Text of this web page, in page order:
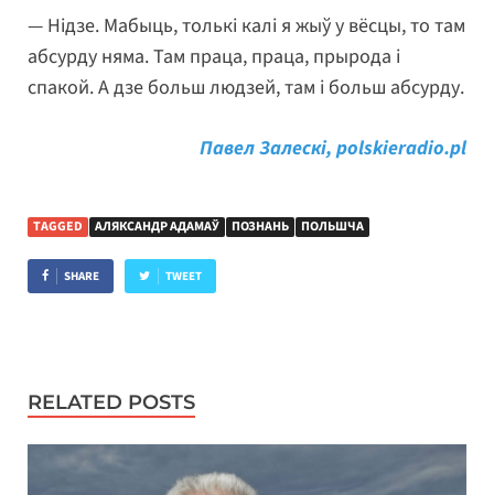
— Нідзе. Мабыць, толькі калі я жыў у вёсцы, то там
абсурду няма. Там праца, праца, прырода і
спакой. А дзе больш людзей, там і больш абсурду.
Павел Залескі, polskieradio.pl
TAGGED АЛЯКСАНДР АДАМАЎ ПОЗНАНЬ ПОЛЬШЧА
SHARE TWEET
RELATED POSTS